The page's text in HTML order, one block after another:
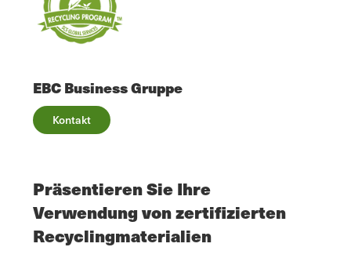
EBC Business Gruppe
Kontakt
Präsentieren Sie Ihre
Verwendung von zertifizierten
Recyclingmaterialien